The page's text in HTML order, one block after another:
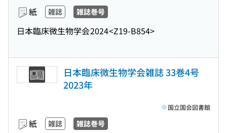
紙 雑誌 雑誌巻号
日本臨床微生物学会2024<Z19-B854>
日本臨床微生物学会雑誌 33巻4号
2023年
紙 雑誌 雑誌巻号
国立国会図書館